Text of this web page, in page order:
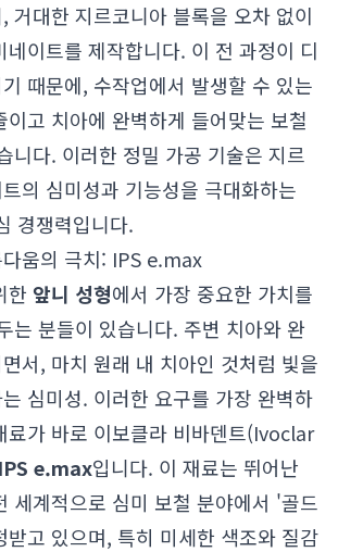
거대한 지르코니아 블록을 오차 없이
네이트를 제작합니다. 이 전 과정이 디
때문에, 수작업에서 발생할 수 있는
이고 치아에 완벽하게 들어맞는 보철
니다. 이러한 정밀 가공 기술은 지르
의 심미성과 기능성을 극대화하는
경쟁력입니다.
움의 극치: IPS e.max
한 앞니 성형에서 가장 중요한 가치를
는 분들이 있습니다. 주변 치아와 완
서, 마치 원래 내 치아인 것처럼 빛을
심미성. 이러한 요구를 가장 완벽하
료가 바로 이보클라 비바덴트(Ivoclar
IPS e.max입니다. 이 재료는 뛰어난
세계적으로 심미 보철 분야에서 '골드
받고 있으며, 특히 미세한 색조와 질감